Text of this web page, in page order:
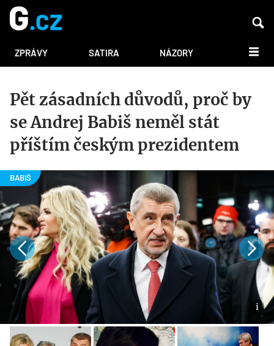
ZPRÁVY SATIRA NÁZORY DALŠÍ
Pět zásadních důvodů, proč by
se Andrej Babiš neměl stát
příštím českým prezidentem